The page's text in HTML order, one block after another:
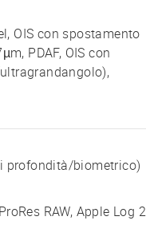
OIS con spostamento
PDAF, OIS con
profondità/biometrico)
RAW, Apple Log 2